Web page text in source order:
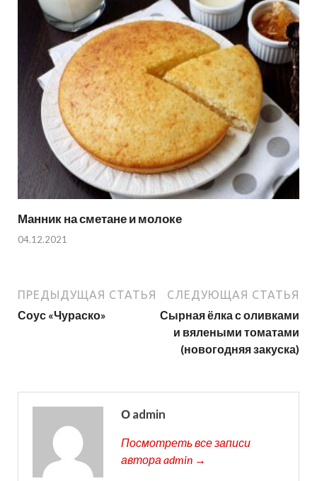
Манник на сметане и молоке
04.12.2021
ПРЕДЫДУЩАЯ СТАТЬЯ
Соус «Чураско»
СЛЕДУЮЩАЯ СТАТЬЯ
Сырная ёлка с оливками
и вялеными томатами
(новогодняя закуска)
О admin
Посмотреть все записи
автора admin →